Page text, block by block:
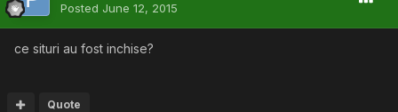
Posted June 12, 2015
ce situri au fost inchise?
Quote